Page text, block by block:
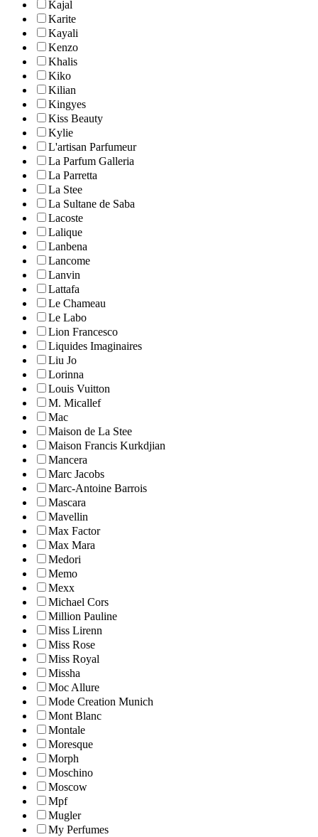
Kajal
Karite
Kayali
Kenzo
Khalis
Kiko
Kilian
Kingyes
Kiss Beauty
Kylie
L'artisan Parfumeur
La Parfum Galleria
La Parretta
La Stee
La Sultane de Saba
Lacoste
Lalique
Lanbena
Lancome
Lanvin
Lattafa
Le Chameau
Le Labo
Lion Francesco
Liquides Imaginaires
Liu Jo
Lorinna
Louis Vuitton
M. Micallef
Mac
Maison de La Stee
Maison Francis Kurkdjian
Mancera
Marc Jacobs
Marc-Antoine Barrois
Mascara
Mavellin
Max Factor
Max Mara
Medori
Memo
Mexx
Michael Cors
Million Pauline
Miss Lirenn
Miss Rose
Miss Royal
Missha
Moc Allure
Mode Creation Munich
Mont Blanc
Montale
Moresque
Morph
Moschino
Moscow
Mpf
Mugler
My Perfumes